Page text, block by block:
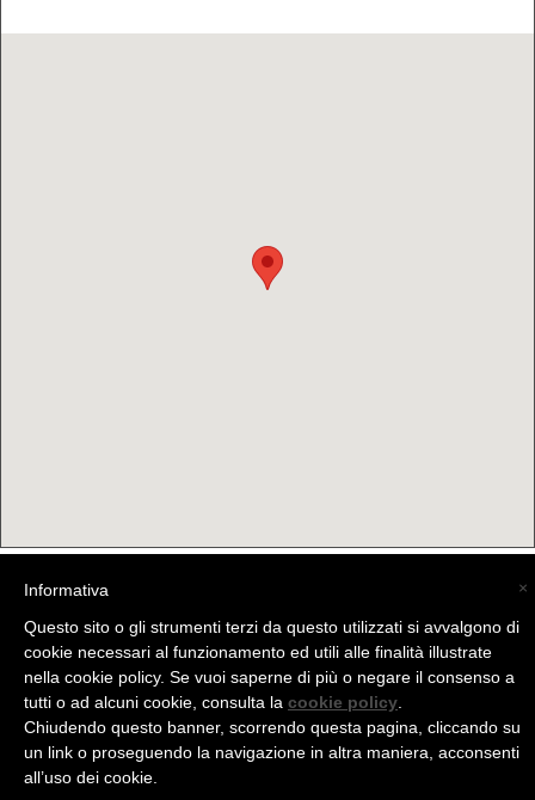
(C) La Valtellina - info@la-valtellina.com -
×
Informativa
Questo sito o gli strumenti terzi da questo utilizzati si avvalgono di
cookie necessari al funzionamento ed utili alle finalità illustrate
nella cookie policy. Se vuoi saperne di più o negare il consenso a
tutti o ad alcuni cookie, consulta la cookie policy
Chiudendo questo banner, scorrendo questa pagina, cliccando su
un link o proseguendo la navigazione in altra maniera, acconsenti
all’uso dei cookie.